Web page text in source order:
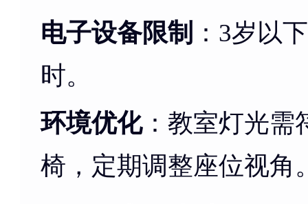
电子设备限制 ：3岁以
时。
环境优化：教室灯光需
椅，定期调整座位视角